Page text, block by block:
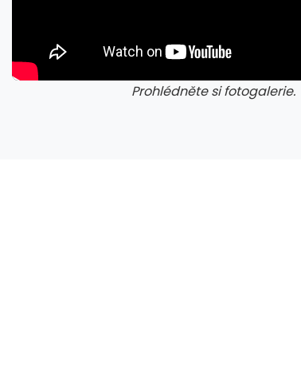
Prohlédněte si fotogalerie.